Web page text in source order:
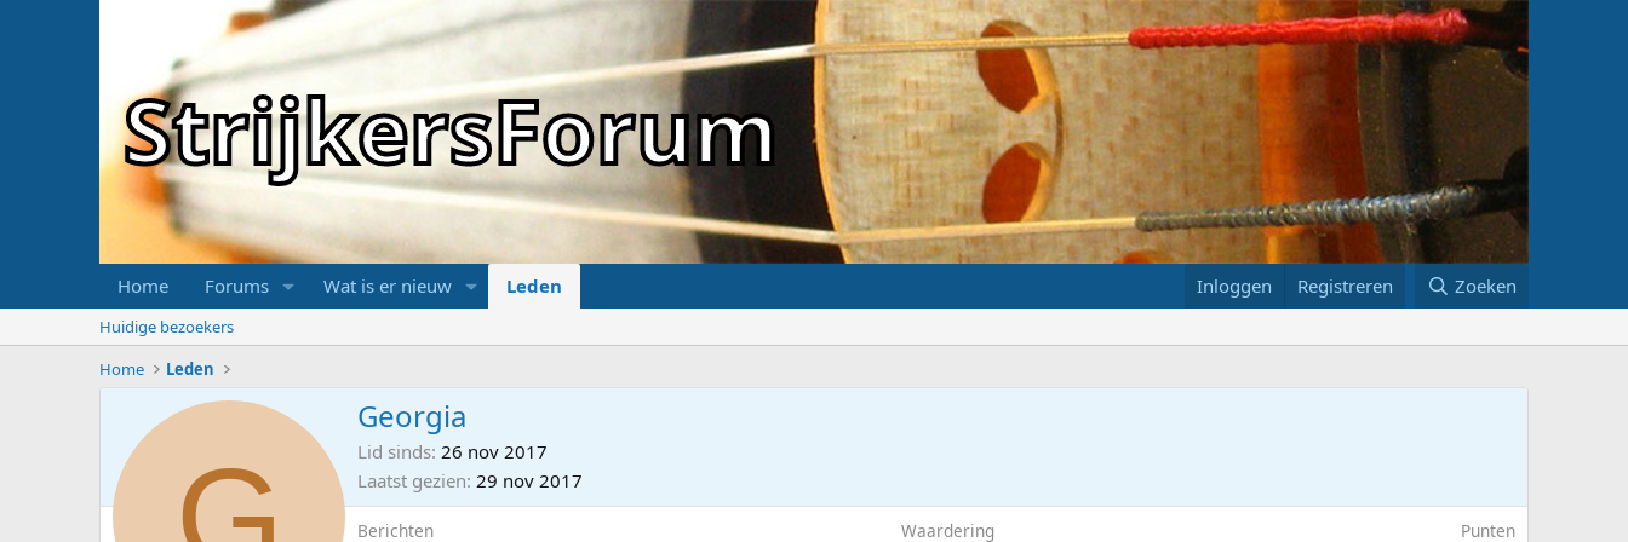
StrijkersForum
Home Forums Wat is er nieuw Leden Inloggen Registreren Zoeken
Huidige bezoekers
Home
Leden
Georgia
Lid sinds 26 nov 2017
Laatst gezien 29 nov 2017
Berichten Waardering Punten